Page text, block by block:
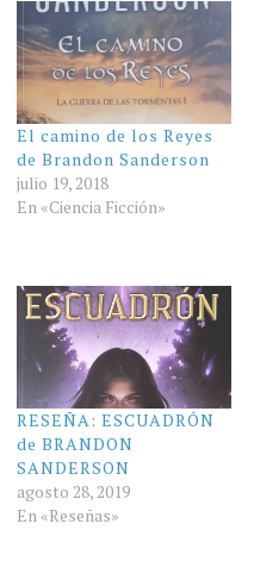
El camino de los Reyes
de Brandon Sanderson
julio 19, 2018
En «Ciencia Ficción»
RESEÑA: ESCUADRÓN
de BRANDON
SANDERSON
agosto 28, 2019
En «Reseñas»